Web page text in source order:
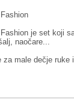
je set koji
naočare...
male dečje